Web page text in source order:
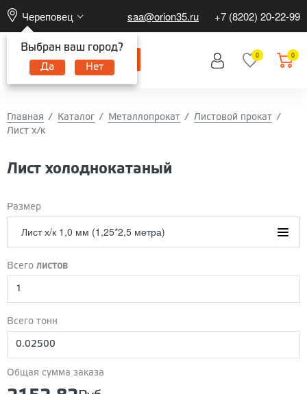
Череповец
Выбран ваш город?
Да Нет
saa@orion35.ru +7 (8202) 20-22-99
0 0
Главная Каталог Металлопрокат
Листовой прокат
Лист х/к
Лист холоднокатаный
Размер
Лист х/к 1,0 мм (1,25*2,5 метра)
Лист х/к 1,0 мм (1,25*2,5 метра)
Лист х/к 1,2 мм (1.25 * 2.5 метра)
Лист х/к 1,5 мм (1.25 * 2.5 метра)
Лист х/к 3,0 мм (1,25*2,5 метра)
Всего листов
Всего тонн
Общая сумма заказа